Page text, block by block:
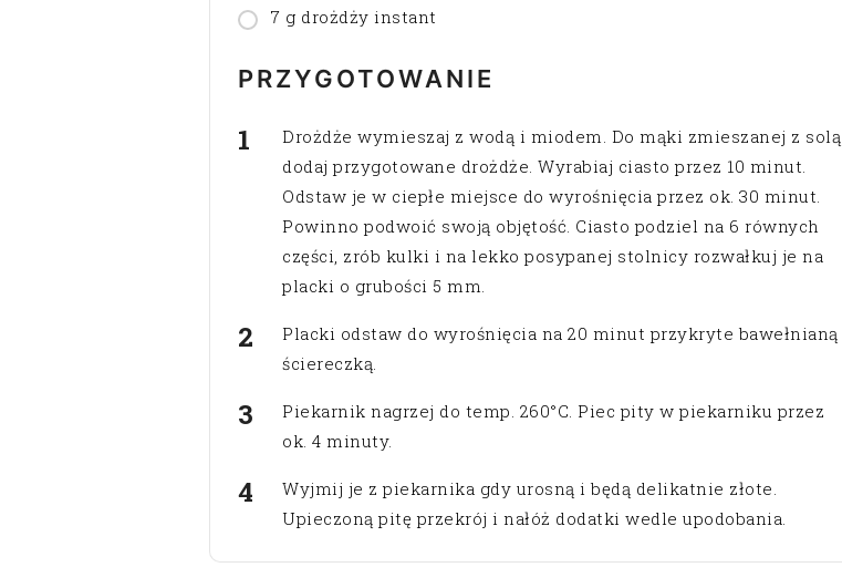
7 g drożdży instant
PRZYGOTOWANIE
Drożdże wymieszaj z wodą i miodem. Do mąki zmieszanej z solą
dodaj przygotowane drożdże. Wyrabiaj ciasto przez 10 minut.
Odstaw je w ciepłe miejsce do wyrośnięcia przez ok. 30 minut.
Powinno podwoić swoją objętość. Ciasto podziel na 6 równych
części, zrób kulki i na lekko posypanej stolnicy rozwałkuj je na
placki o grubości 5 mm.
Placki odstaw do wyrośnięcia na 20 minut przykryte bawełnianą
ściereczką.
Piekarnik nagrzej do temp. 260°C. Piec pity w piekarniku przez
ok. 4 minuty.
Wyjmij je z piekarnika gdy urosną i będą delikatnie złote.
Upieczoną pitę przekrój i nałóż dodatki wedle upodobania.